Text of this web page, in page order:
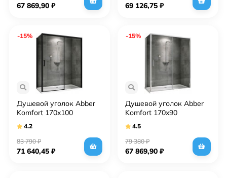
67 869,90 ₽ 69 126,75 ₽
-15%
Душевой уголок Abber
Komfort 170x100
профиль Черный стекло
прозрачное
4.2
83 790₽
71 640,45 ₽
-15%
Душевой уголок Abber
Komfort 170x90
Хром стекло
прозрачное
4.5
79 380₽
67 869,90 ₽